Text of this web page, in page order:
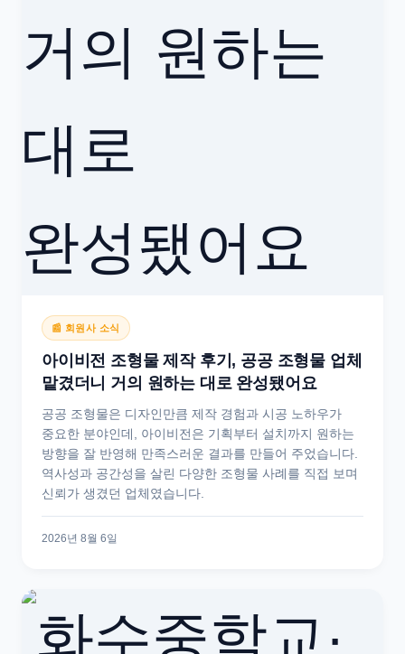
📰 회원사 소식
아이비전 조형물 제작 후기, 공공 조형물 업체
맡겼더니 거의 원하는 대로 완성됐어요
공공 조형물은 디자인만큼 제작 경험과 시공 노하우가
중요한 분야인데, 아이비전은 기획부터 설치까지 원하는
방향을 잘 반영해 만족스러운 결과를 만들어 주었습니다.
역사성과 공간성을 살린 다양한 조형물 사례를 직접 보며
신뢰가 생겼던 업체였습니다.
2026년 8월 6일